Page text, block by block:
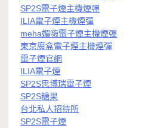
SP2S電子煙主機煙彈
ILIA電子煙主機煙彈
meha媚嗨電子煙主機煙彈
東京魔盒電子煙主機煙彈
電子煙官網
ILIA電子煙
SP2S思博瑞電子煙
SP2S糖果
台北私人招待所
SP2S電子煙